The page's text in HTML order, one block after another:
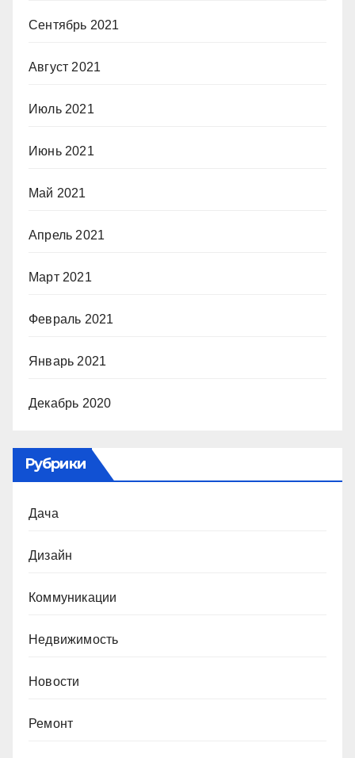
Сентябрь 2021
Август 2021
Июль 2021
Июнь 2021
Май 2021
Апрель 2021
Март 2021
Февраль 2021
Январь 2021
Декабрь 2020
Рубрики
Дача
Дизайн
Коммуникации
Недвижимость
Новости
Ремонт